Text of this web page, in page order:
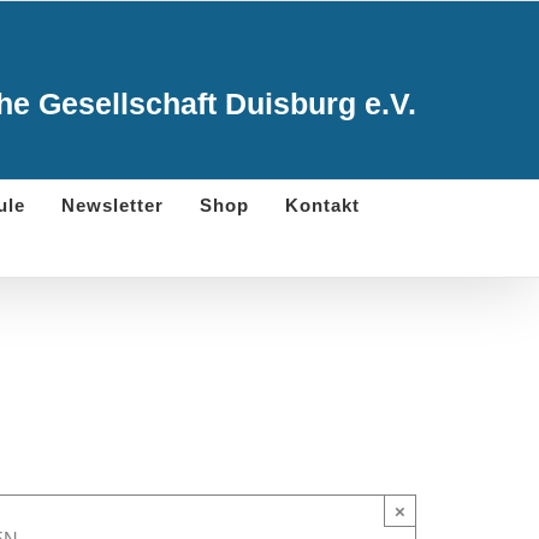
Gesellschaft Duisburg e.V.
Newsletter Shop Kontakt
×